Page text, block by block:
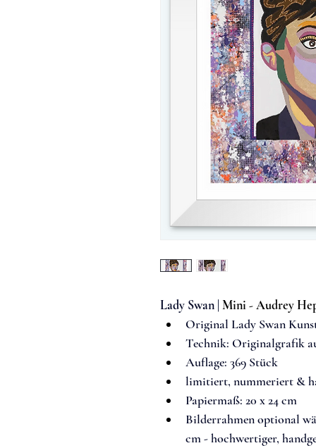
Lady Swan | Mini - Audrey
Original Lady Swan
Technik: Originalgrafik
Auflage: 369 Stück
limitiert, nummeriert &
Papiermaß: 20 x 24 cm
Bilderrahmen optional
cm - hochwertiger,